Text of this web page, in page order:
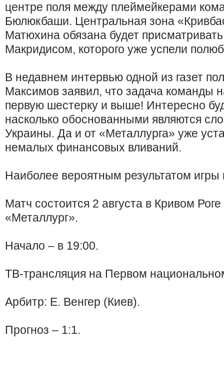
центре поля между плеймейкерами
Бюлюкбаши. Центральная зона
Матюхина обязана будет
Макридисом, которого уже успели
В недавнем интервью одной из газет
Максимов заявил, что задача команды
первую шестерку и выше! Интересно
насколько обоснованными являются
Украины. Да и от «Металлурга» уже
немалых финансовых вливаний.
Наиболее вероятным результатом игры
Матч состоится 2 августа в Кривом
«Металлург».
Начало – в 19:00.
ТВ-трансляция на Первом
Арбитр: Е. Венгер (Киев).
Прогноз – 1:1.